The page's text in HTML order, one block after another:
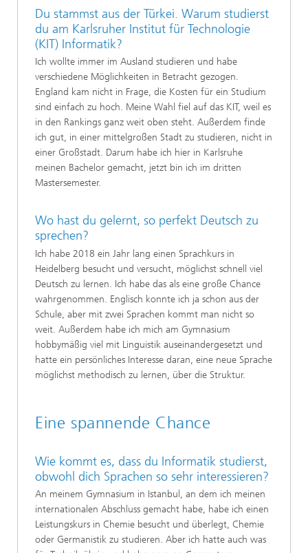
Du stammst aus der Türkei. Warum studierst
du am Karlsruher Institut für Technologie
(KIT) Informatik?
Ich wollte immer im Ausland studieren und habe
verschiedene Möglichkeiten in Betracht gezogen.
England kam nicht in Frage, die Kosten für ein Studium
sind einfach zu hoch. Meine Wahl fiel auf das KIT, weil es
in den Rankings ganz weit oben steht. Außerdem finde
ich gut, in einer mittelgroßen Stadt zu studieren, nicht in
einer Großstadt. Darum habe ich hier in Karlsruhe
meinen Bachelor gemacht, jetzt bin ich im dritten
Mastersemester.
Wo hast du gelernt, so perfekt Deutsch zu
sprechen?
Ich habe 2018 ein Jahr lang einen Sprachkurs in
Heidelberg besucht und versucht, möglichst schnell viel
Deutsch zu lernen. Ich habe das als eine große Chance
wahrgenommen. Englisch konnte ich ja schon aus der
Schule, aber mit zwei Sprachen kommt man nicht so
weit. Außerdem habe ich mich am Gymnasium
hobbymäßig viel mit Linguistik auseinandergesetzt und
hatte ein persönliches Interesse daran, eine neue Sprache
möglichst methodisch zu lernen, über die Struktur.
Eine spannende Chance
Wie kommt es, dass du Informatik studierst,
obwohl dich Sprachen so sehr interessieren?
An meinem Gymnasium in Istanbul, an dem ich meinen
internationalen Abschluss gemacht habe, habe ich einen
Leistungskurs in Chemie besucht und überlegt, Chemie
oder Germanistik zu studieren. Aber ich hatte auch was